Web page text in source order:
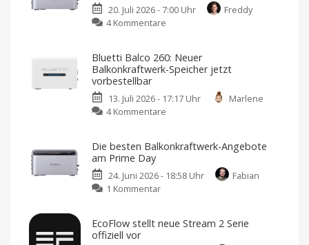
20. Juli 2026 - 7:00 Uhr
Freddy
4 Kommentare
ein
Balkonkraftwerk
Stromkosten
Hitze
entgegenwirken
Bluetti Balco 260: Neuer
Balkonkraftwerk-Speicher jetzt
vorbestellbar
13. Juli 2026 - 17:17 Uhr
Marlene
4 Kommentare
260:
Balkonkraftwerk-
Startet
Die besten Balkonkraftwerk-Angebote
am Prime Day
24. Juni 2026 - 18:58 Uhr
Fabian
1 Kommentar
Balkonkraftwerk-
EcoFlow stellt neue Stream 2 Serie
offiziell vor